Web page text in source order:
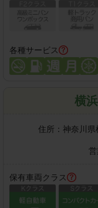
各種サービス
横
住所： 神奈川
営
保有車両クラス